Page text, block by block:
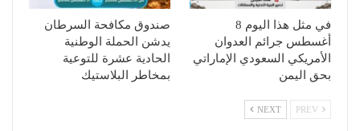
في مثل هذا اليوم 8
أغسطس جرائم العدوان
الأمريكي السعودي الإماراتي
بحق اليمن
صندوق مكافحة السرطان
يدشن الحملة الوطنية
الحادية عشرة للتوعية
بمخاطر البلاستيك
NEXT